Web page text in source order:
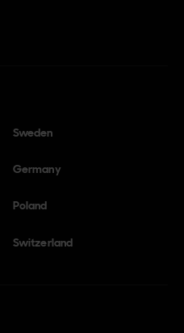
Sweden
Germany
Poland
Switzerland